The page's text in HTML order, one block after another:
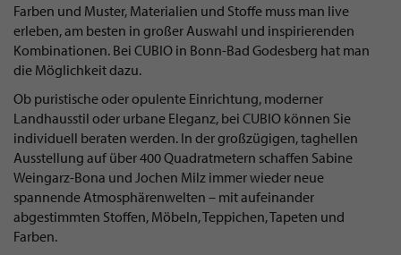
Farben und Muster, Materialien und Stoffe muss man live
erleben, am besten in großer Auswahl und inspirierenden
Kombinationen. Bei CUBIO in Bonn-Bad Godesberg hat man
die Möglichkeit dazu.
Ob puristische oder opulente Einrichtung, moderner
Landhausstil oder urbane Eleganz, bei CUBIO können Sie
individuell beraten werden. In der großzügigen, taghellen
Ausstellung auf über 400 Quadratmetern schaffen Sabine
Weingarz-Bona und Jochen Milz immer wieder neue
spannende Atmosphärenwelten – mit aufeinander
abgestimmten Stoffen, Möbeln, Teppichen, Tapeten und
Farben.